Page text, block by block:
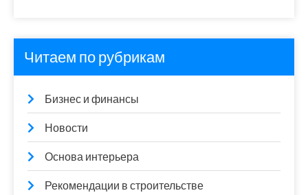
Читаем по рубрикам
Бизнес и финансы
Новости
Основа интерьера
Рекомендации в строительстве